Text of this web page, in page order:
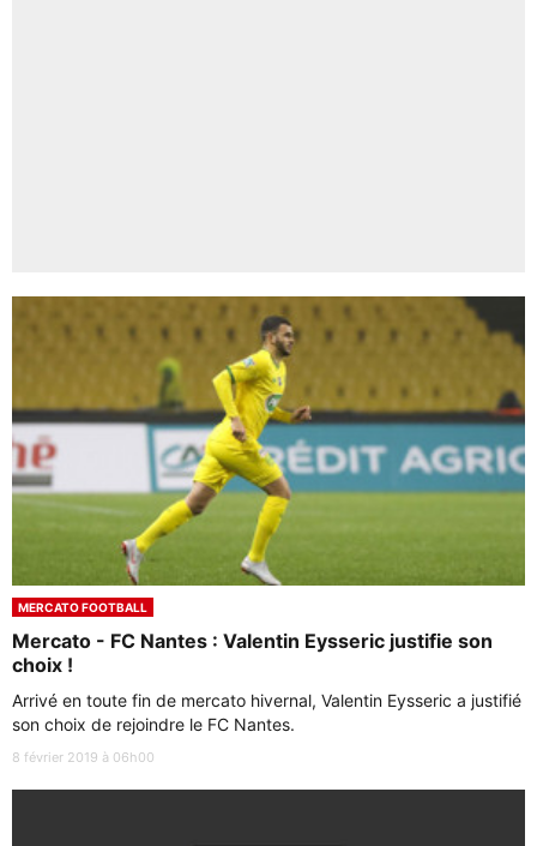
MERCATO FOOTBALL
Mercato - FC Nantes : Valentin Eysseric justifie son
choix !
Arrivé en toute fin de mercato hivernal, Valentin Eysseric a justifié
son choix de rejoindre le FC Nantes.
8 février 2019 à 06h00